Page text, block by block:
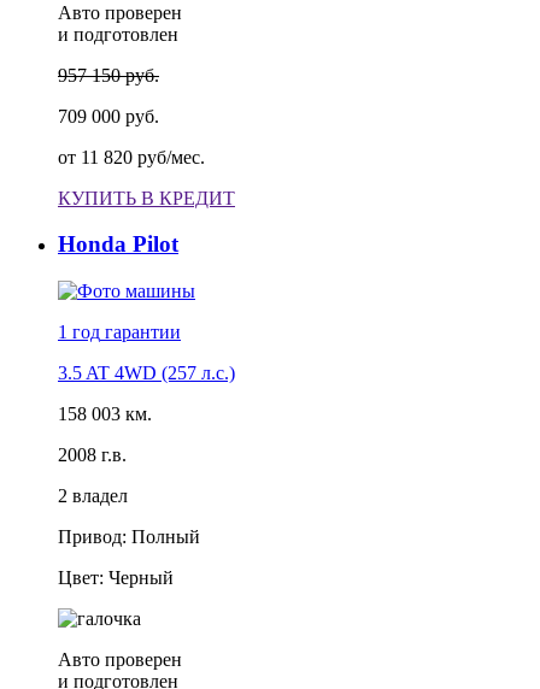
Авто проверен
и подготовлен
957 150 руб.
709 000 руб.
от 11 820 руб/мес.
КУПИТЬ В КРЕДИТ
Honda Pilot
1 год гарантии
3.5 AT 4WD (257 л.с.)
158 003 км.
2008 г.в.
2 владел
Привод: Полный
Цвет: Черный
Авто проверен
и подготовлен